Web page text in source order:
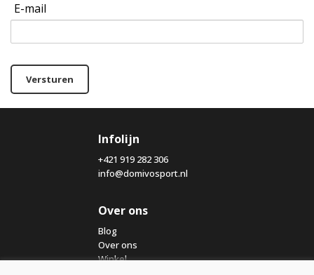
E-mail
Versturen
Infolijn
+421 919 282 306
info@domivosport.nl
Over ons
Blog
Over ons
Winkel